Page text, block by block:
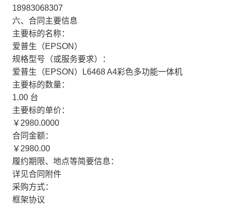
18983068307
六、合同主要信息
主要标的名称：
爱普生（EPSON）
规格型号（或服务要求）：
爱普生（EPSON）L6468 A4彩色多功能一体机
主要标的数量：
1.00 台
主要标的单价：
￥2980.0000
合同金额：
￥2980.00
履约期限、地点等简要信息：
详见合同附件
采购方式：
框架协议